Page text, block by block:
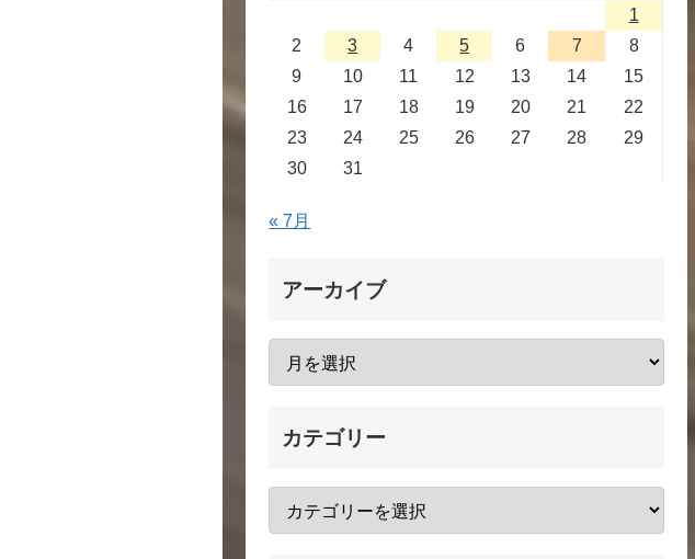
1
2
3 4 5 6 7
8
9
10 11 12 13 14
15
16
17 18 19 20 21
22
23
24 25 26 27 28
29
30
31
« 7月
アーカイブ
カテゴリー